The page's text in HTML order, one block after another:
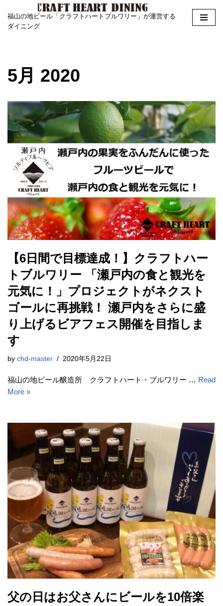
Skip
福山の地ビール「クラフトハートブルワリー」が運営する
ダイニング
5月 2020
【6日間で目標達成！】クラフトハー
トブルワリー 「瀬戸内の食と観光を
元気に！」プロジェクトがネクスト
ゴールに再挑戦！ 瀬戸内をさらに盛
り上げるビアフェス開催を目指しま
す
by chd-master 2020年5月22日
福山の地ビール醸造所 クラフトハート・ブルワリー … Read
More »
父の日はお父さんにビールを10倍楽